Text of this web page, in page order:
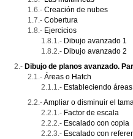
Creación de nubes
Cobertura
Ejercicios
Dibujo avanzado 1
Dibujo avanzado 2
Dibujo de planos avanzado.
Áreas o Hatch
Estableciendo áreas
Ampliar o disminuir el
Factor de escala
Escalado con copia
Escalado con